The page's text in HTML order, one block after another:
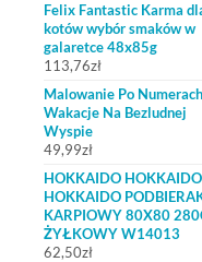
Felix Fantastic Karma
kotów wybór smaków w
galaretce 48x85g
113,76zł
Malowanie Po Numerach
Wakacje Na Bezludnej
Wyspie
49,99zł
HOKKAIDO HOKKAIDO
HOKKAIDO
KARPIOWY 80X80
ŻYŁKOWY W14013
62,50zł